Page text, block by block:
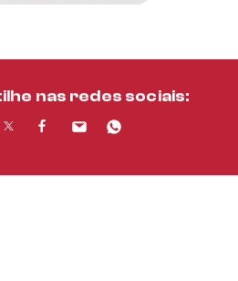
nas redes sociais: